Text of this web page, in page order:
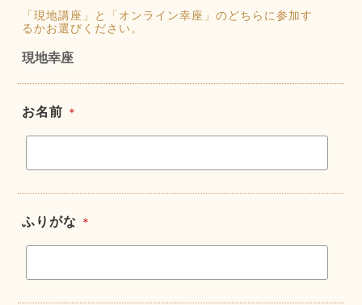
「現地講座」と「オンライン幸座」のどちらに参加す
るかお選びください。
現地幸座
お名前 ＊
ふりがな ＊